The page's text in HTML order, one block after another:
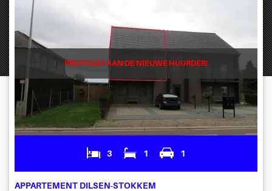
PROFICIAT AAN DE NIEUWE HUURDER!
3 1 1
APPARTEMENT DILSEN-STOKKEM